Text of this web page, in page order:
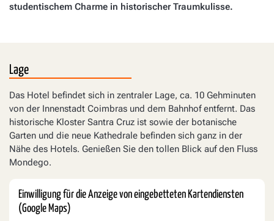
studentischem Charme in historischer Traumkulisse.
Lage
Das Hotel befindet sich in zentraler Lage, ca. 10 Gehminuten
von der Innenstadt Coimbras und dem Bahnhof entfernt. Das
historische Kloster Santra Cruz ist sowie der botanische
Garten und die neue Kathedrale befinden sich ganz in der
Nähe des Hotels. Genießen Sie den tollen Blick auf den Fluss
Mondego.
Einwilligung für die Anzeige von eingebetteten Kartendiensten
(Google Maps)